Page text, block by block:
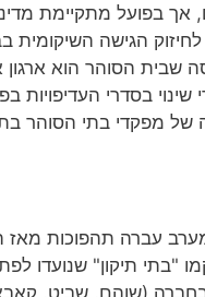
בפועל מתקיימת
הגישה השיקומית
שבית הסוהר הוא ארגון
שינוי בסדרי
של מפקדי בתי הסוהר
עברה תהפוכות
"בתי תיקון" שנועדו